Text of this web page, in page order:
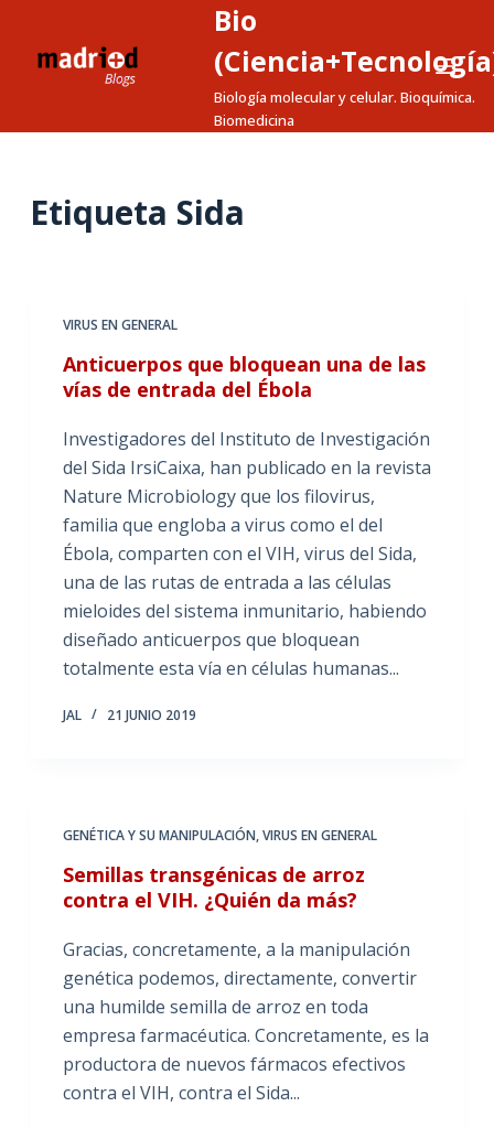
a
Bio
Biología molecular y celular. Bioquímica.
Biomedicina
Etiqueta Sida
VIRUS EN GENERAL
Anticuerpos que bloquean una de las
vías de entrada del Ébola
Investigadores del Instituto de Investigación
del Sida IrsiCaixa, han publicado en la revista
Nature Microbiology que los filovirus,
familia que engloba a virus como el del
Ébola, comparten con el VIH, virus del Sida,
una de las rutas de entrada a las células
mieloides del sistema inmunitario, habiendo
diseñado anticuerpos que bloquean
totalmente esta vía en células humanas...
JAL 21 JUNIO 2019
GENÉTICA Y SU MANIPULACIÓN,VIRUS EN GENERAL
Semillas transgénicas de arroz
contra el VIH. ¿Quién da más?
Gracias, concretamente, a la manipulación
genética podemos, directamente, convertir
una humilde semilla de arroz en toda
empresa farmacéutica. Concretamente, es la
productora de nuevos fármacos efectivos
contra el VIH, contra el Sida...